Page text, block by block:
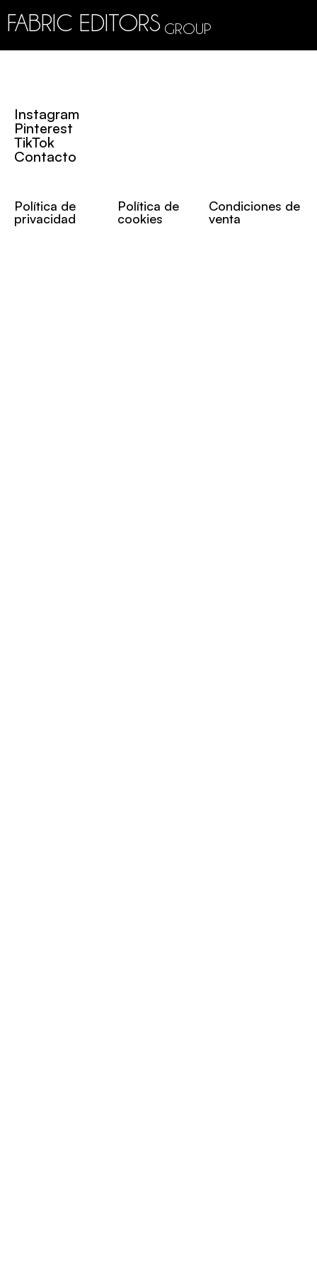
FABRIC EDITORS GROUP
Instagram
Pinterest
TikTok
Contacto
Política de
privacidad
Política de
cookies
Condiciones de
venta